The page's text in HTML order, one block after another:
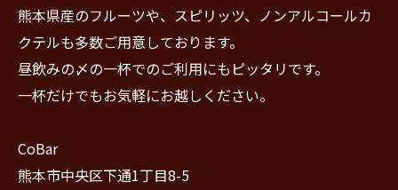
熊本県産のフルーツや、スピリッツ、ノンアルコールカ
クテルも多数ご用意しております。
昼飲みの〆の一杯でのご利用にもピッタリです。
一杯だけでもお気軽にお越しください。
CoBar
熊本市中央区下通1丁目8-5